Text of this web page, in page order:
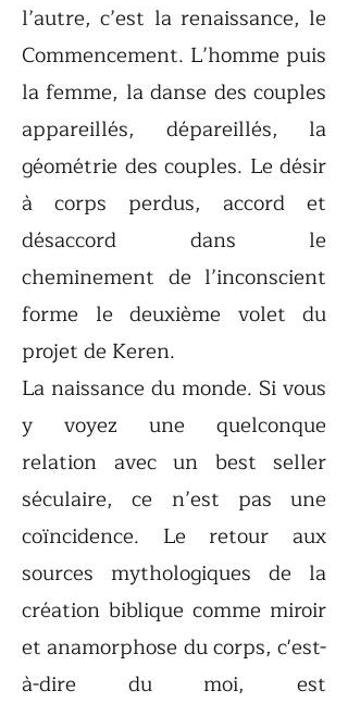
l’autre, c’est la renaissance, le
Commencement. L’homme puis
la femme, la danse des couples
appareillés, dépareillés, la
géométrie des couples. Le désir
à corps perdus, accord et
désaccord dans le
cheminement de l’inconscient
forme le deuxième volet du
projet de Keren.
La naissance du monde. Si vous
y voyez une quelconque
relation avec un best seller
séculaire, ce n’est pas une
coïncidence. Le retour aux
sources mythologiques de la
création biblique comme miroir
et anamorphose du corps, c'est-
à-dire du moi, est